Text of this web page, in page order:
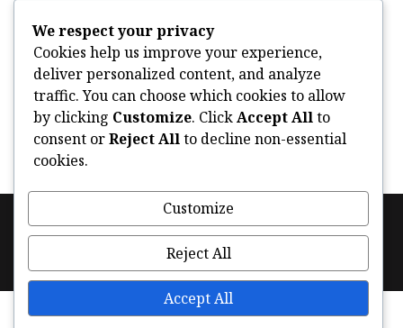
Uncategorized
violencia
FooterPolítica de cookies (UE) Facebook
Instagram
Twitter
We respect your privacy
Cookies help us improve your experience,
deliver personalized content, and analyze
traffic. You can choose which cookies to allow
by clicking Customize. Click Accept All to
consent orReject All to decline non-essential
cookies.
Customize
Reject All
Accept All